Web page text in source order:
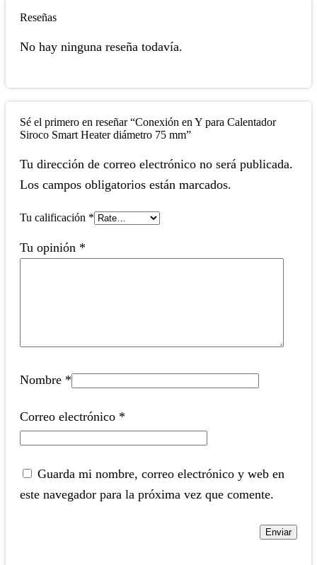
Reseñas
No hay ninguna reseña todavía.
Sé el primero en reseñar “Conexión en Y para Calentador
Siroco Smart Heater diámetro 75 mm”
Tu dirección de correo electrónico no será publicada.
Los campos obligatorios están marcados.
Tu calificación *
Tu opinión *
Nombre *
Correo electrónico *
Guarda mi nombre, correo electrónico y web en
este navegador para la próxima vez que comente.